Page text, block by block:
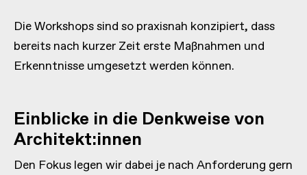
Die Workshops sind so praxisnah konzipiert, dass
bereits nach kurzer Zeit erste Maßnahmen und
Erkenntnisse umgesetzt werden können.
Einblicke in die Denkweise von
Architekt:innen
Den Fokus legen wir dabei je nach Anforderung gern